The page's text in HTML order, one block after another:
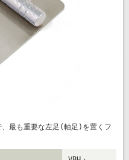
、最も重要な左足(軸足)を置くフ